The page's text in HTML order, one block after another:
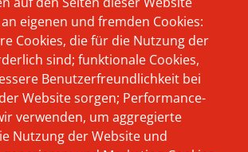
eigenen und fremden Cookies:
Cookies, die für die Nutzung der
sind; funktionale Cookies,
Benutzerfreundlichkeit bei
Website sorgen; Performance-
verwenden, um aggregierte
Nutzung der Website und
Wer schon immer
wissen wollte, wer
oder was sich
eigentlich hinter